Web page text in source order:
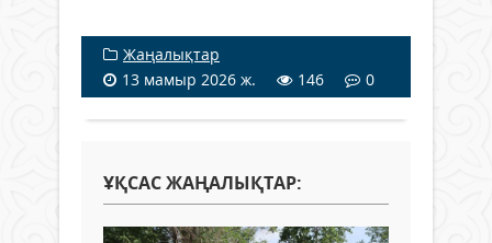
Жаңалықтар
13 мамыр 2026 ж.
146 0
ҰҚСАС ЖАҢАЛЫҚТАР: